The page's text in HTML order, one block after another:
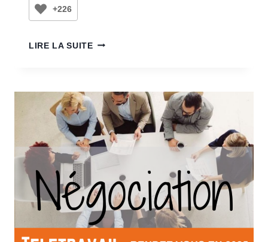
+226
LIRE LA SUITE